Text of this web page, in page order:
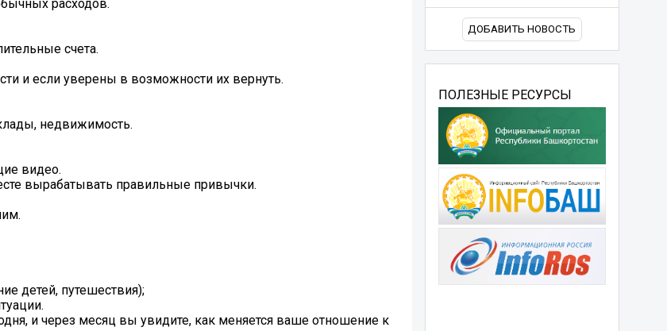
расходов.
счета.
и если уверены в возможности их вернуть.
недвижимость.
видео.
вырабатывать правильные привычки.
детей, путешествия);
и через месяц вы увидите, как меняется ваше отношение к
ДОБАВИТЬ НОВОСТЬ
ПОЛЕЗНЫЕ РЕСУРСЫ